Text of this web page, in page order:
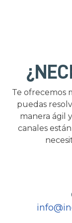
Te ofrecemos
puedas
manera ágil
canales